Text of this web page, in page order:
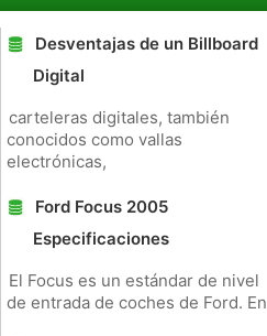
Desventajas de un Billboard
Digital
carteleras digitales, también
conocidos como vallas
electrónicas,
Ford Focus 2005
Especificaciones
El Focus es un estándar de nivel
de entrada de coches de Ford. En